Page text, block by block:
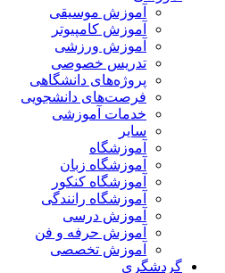
آموزش موسیقی
آموزش کامپیوتر
آموزش ورزشی
تدریس خصوصی
پروژه‌های دانشگاهی
فرصت‌های دانشجویی
خدمات آموزشی
سایر
آموزشگاه
آموزشگاه زبان
آموزشگاه کنکور
آموزشگاه رانندگی
آموزش درسی
آموزش حرفه و فن
آموزش تخصصی
گردشگری